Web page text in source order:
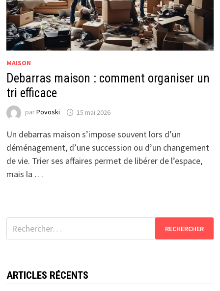
MAISON
Debarras maison : comment organiser un
tri efficace
parPovoski 15 mai 2026
Un debarras maison s’impose souvent lors d’un
déménagement, d’une succession ou d’un changement
de vie. Trier ses affaires permet de libérer de l’espace,
mais la …
Rechercher :
ARTICLES RÉCENTS